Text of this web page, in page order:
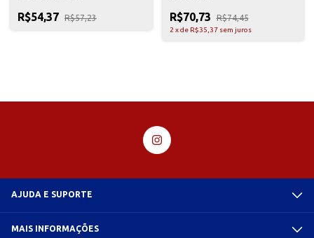
R$54,37 R$57,23 R$70,73 R$74,45
2 xde R$35,37 sem juros
AJUDA E SUPORTE
MAIS INFORMAÇÕES